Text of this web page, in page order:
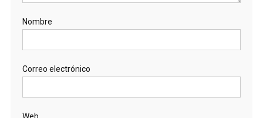
Nombre
Correo electrónico